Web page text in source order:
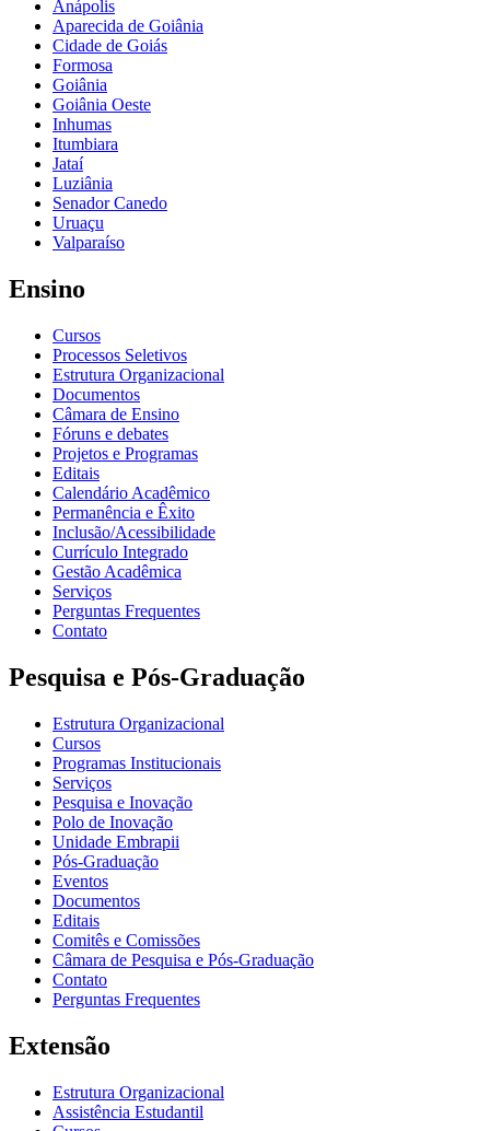
Anápolis
Aparecida de Goiânia
Cidade de Goiás
Formosa
Goiânia
Goiânia Oeste
Inhumas
Itumbiara
Jataí
Luziânia
Senador Canedo
Uruaçu
Valparaíso
Ensino
Cursos
Processos Seletivos
Estrutura Organizacional
Documentos
Câmara de Ensino
Fóruns e debates
Projetos e Programas
Editais
Calendário Acadêmico
Permanência e Êxito
Inclusão/Acessibilidade
Currículo Integrado
Gestão Acadêmica
Serviços
Perguntas Frequentes
Contato
Pesquisa e Pós-Graduação
Estrutura Organizacional
Cursos
Programas Institucionais
Serviços
Pesquisa e Inovação
Polo de Inovação
Unidade Embrapii
Pós-Graduação
Eventos
Documentos
Editais
Comitês e Comissões
Câmara de Pesquisa e Pós-Graduação
Contato
Perguntas Frequentes
Extensão
Estrutura Organizacional
Assistência Estudantil